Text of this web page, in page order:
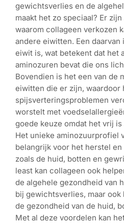
gewichtsverlies en de
maakt het zo speciaal? Er
waarom collageen verkozen
andere eiwitten. Een
eiwit is, wat betekent dat het
aminozuren bevat die ons
Bovendien is het een van de
eiwitten die er zijn, waardoor
spijsverteringsproblemen
worstelt met
goede keuze omdat het vrij
Het unieke aminozuurprofiel
belangrijk voor het herstel
zoals de huid, botten en
least kan collageen ook
de algehele gezondheid van
bij gewichtsverlies, maar
de gezondheid van de huid,
Met al deze voordelen kan